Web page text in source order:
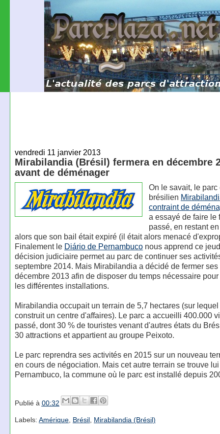
vendredi 11 janvier 2013
Mirabilandia (Brésil) fermera en décembre
avant de déménager
On le savait, le parc
brésilien
contraint de
a essayé de faire le
passé, en restant
alors que son bail était expiré (il était alors menacé
Finalement le Diário de Pernambuconous apprend ce
décision judiciaire permet au parc de continuer ses
septembre 2014. Mais Mirabilandia a décidé de fermer ses
décembre 2013 afin de disposer du temps nécessaire
les différentes installations.
Mirabilandia occupait un terrain de 5,7 hectares (sur
construit un centre d'affaires). Le parc a accueilli 400.000
passé, dont 30 % de touristes venant d'autres états du
30 attractions et appartient au groupe Peixoto.
Le parc reprendra ses activités en 2015 sur un nouveau
en cours de négociation. Mais cet autre terrain se trouve
Pernambuco, la commune où le parc est installé depuis
Publié à 00:32
Labels: Amérique, Brésil, Mirabilandia (Brésil)